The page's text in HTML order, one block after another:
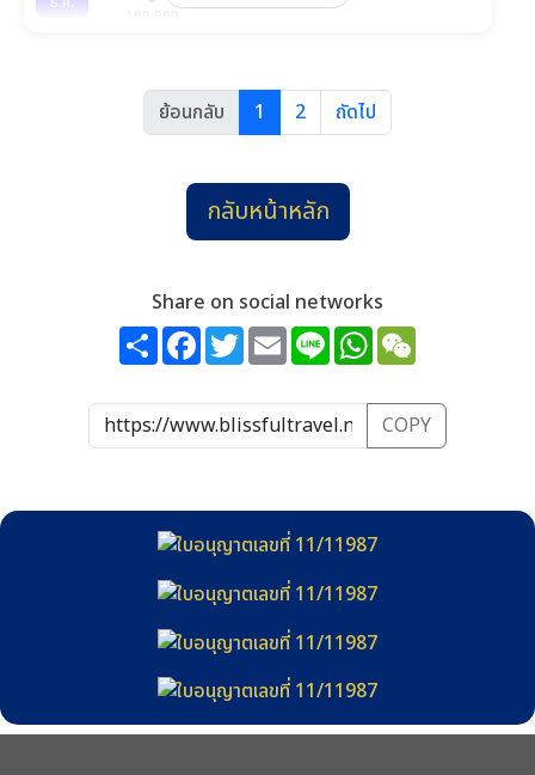
ย้อนกลับ 1 2 ถัดไป
กลับหน้าหลัก
Share on social networks
ShareFacebook
TwitterEmailLine WhatsApp
COPY